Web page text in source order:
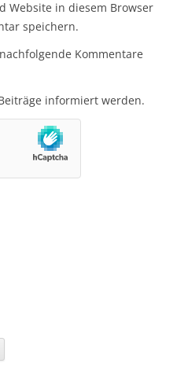
Website in diesem Browser
speichern.
Kommentare
informiert werden.